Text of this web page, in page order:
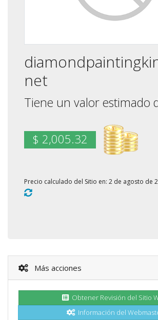
net
Tiene un valor estimado
$ 2,005.32
Precio calculado del Sitio en: 2 de agosto de
Más acciones
Obtener Revisión del Sitio
Información del